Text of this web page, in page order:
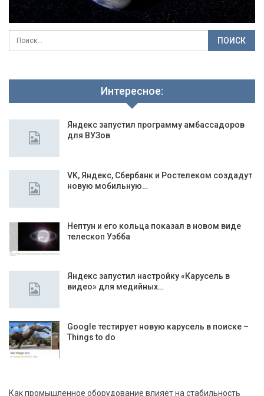
Интересное:
Яндекс запустил программу амбассадоров
для ВУЗов
VK, Яндекс, Сбербанк и Ростелеком создадут
новую мобильную…
Нептун и его кольца показал в новом виде
телескоп Уэбба
Яндекс запустил настройку «Карусель в
видео» для медийных…
Google тестирует новую карусель в поиске –
Things to do
Как промышленное оборудование влияет на стабильность